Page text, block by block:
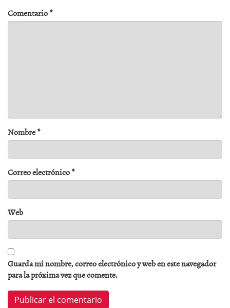
Comentario*
Nombre*
Correo electrónico*
Web
Guarda mi nombre, correo electrónico y web en este navegador
para la próxima vez que comente.